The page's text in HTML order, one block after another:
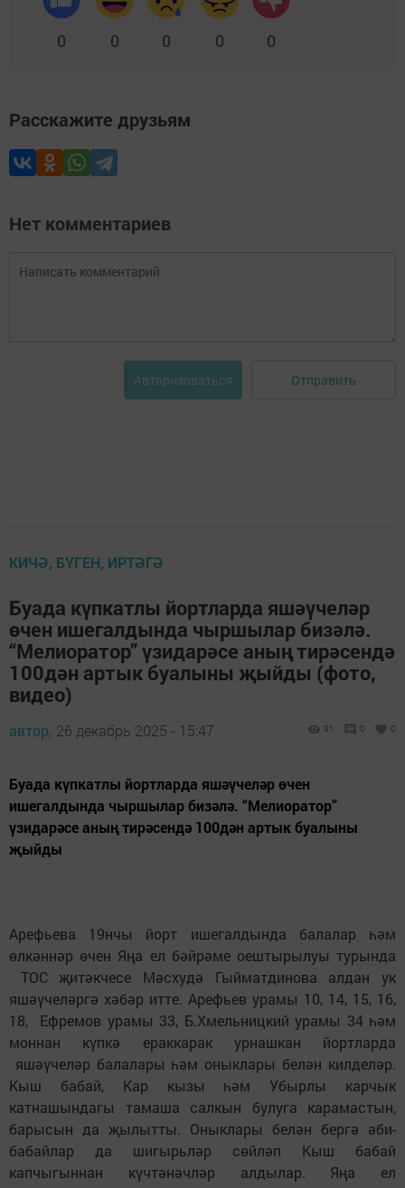
0 0 0 0 0
Расскажите друзьям
Нет комментариев
Авторизоваться Отправить
КИЧӘ, БҮГЕН, ИРТӘГӘ
Буада күпкатлы йортларда яшәүчеләр
өчен ишегалдында чыршылар бизәлә.
“Мелиоратор” үзидарәсе аның тирәсендә
100дән артык буалыны җыйды (фото,
видео)
автор, 26 декабрь 2025 - 15:47 91 0 0
Буада күпкатлы йортларда яшәүчеләр өчен
ишегалдында чыршылар бизәлә. “Мелиоратор”
үзидарәсе аның тирәсендә 100дән артык буалыны
җыйды
Арефьева 19нчы йорт ишегалдында балалар һәм
өлкәннәр өчен Яңа ел бәйрәме оештырылуы турында
ТОС җитәкчесе Мәсхудә Гыйматдинова алдан ук
яшәүчеләргә хәбәр итте. Арефьев урамы 10, 14, 15, 16,
18, Ефремов урамы 33, Б.Хмельницкий урамы 34 һәм
моннан күпкә ераккарак урнашкан йортларда
яшәүчеләр балалары һәм оныклары белән килделәр.
Кыш бабай, Кар кызы һәм Убырлы карчык
катнашындагы тамаша салкын булуга карамастын,
барысын да җылытты. Оныклары белән бергә әби-
бабайлар да шигырьләр сөйләп Кыш бабай
капчыгыннан күчтәнәчләр алдылар. Яңа ел